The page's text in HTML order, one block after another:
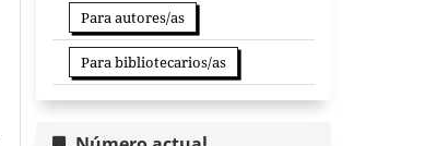
Para autores/as
Para bibliotecarios/as